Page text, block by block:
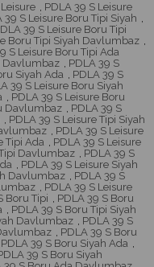
, PDLA 39 S Leisure
39 S Leisure Boru Tipi Siyah ,
39 S Leisure Boru Tipi
Boru Tipi Siyah Davlumbaz ,
S Leisure Boru Tipi Ada
Davlumbaz , PDLA 39 S
Siyah Ada , PDLA 39 S
39 S Leisure Boru Siyah
, PDLA 39 S Leisure Boru
Davlumbaz , PDLA 39 S
, PDLA 39 S Leisure Tipi Siyah
, PDLA 39 S Leisure
Tipi Ada , PDLA 39 S Leisure
Davlumbaz , PDLA 39 S
, PDLA 39 S Leisure Siyah
Davlumbaz , PDLA 39 S
, PDLA 39 S Leisure
Boru Tipi , PDLA 39 S Boru
, PDLA 39 S Boru Tipi Siyah
Davlumbaz , PDLA 39 S
, PDLA 39 S Boru
PDLA 39 S Boru Siyah Ada ,
39 S Boru Siyah